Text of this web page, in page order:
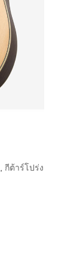
, กีต้าร์โปร่ง